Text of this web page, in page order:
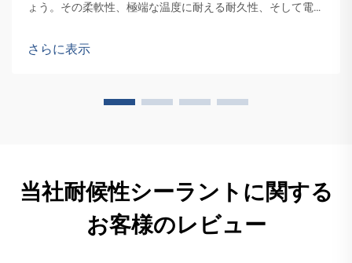
ょう。その柔軟性、極端な温度に耐える耐久性、そして電気
びましょう。
さらに表示
当社耐候性シーラントに関する
お客様のレビュー